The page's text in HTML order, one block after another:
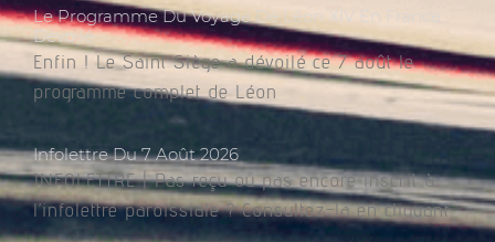
Le Programme Du Voyage De Léon XIV En France
Dévoilé
Enfin ! Le Saint Siège a dévoilé ce 7 août le
programme complet de Léon
Infolettre Du 7 Août 2026
INFOLETTRE | Pas reçu ou pas encore inscrit à
l’infolettre paroissiale ? Consultez-la en cliquant